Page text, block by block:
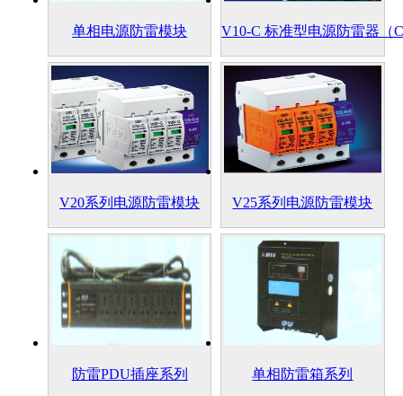
单相电源防雷模块 V10-C 标准型电源防雷器（
V20系列电源防雷模块 V25系列电源防雷模块
防雷PDU插座系列 单相防雷箱系列